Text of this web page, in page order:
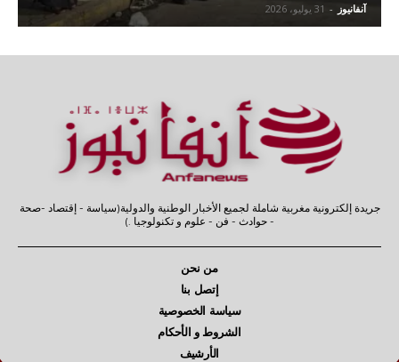
آنفانيوز - 31 يوليو، 2026
جريدة إلكترونية مغربية شاملة لجميع الأخبار الوطنية والدولية(سياسة - إقتصاد -صحة
- حوادث - فن - علوم و تكنولوجيا .)
من نحن
إتصل بنا
سياسة الخصوصية
الشروط و الأحكام
الأرشيف